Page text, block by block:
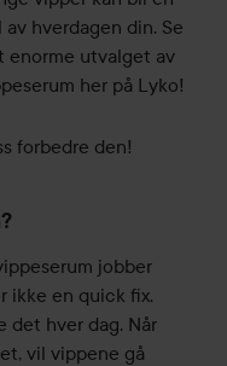
av hverdagen din. Se
enorme utvalget av
her på Lyko!
forbedre den!
jobber
ikke en quick fix.
det hver dag. Når
vil vippene gå